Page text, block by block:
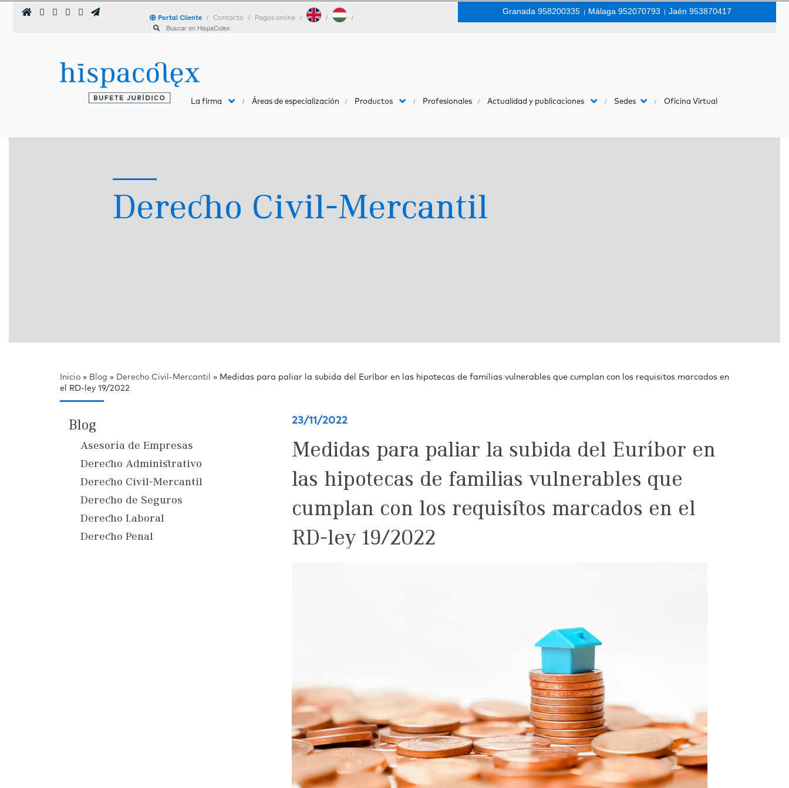
Portal Cliente Contacto Pagos online
Granada 958200335 | Málaga 952070793 | Jaén 953870417
La firma Áreas de especialización Productos Profesionales Actualidad y publicaciones Sedes Oficina Virtual
Derecho Civil-Mercantil
Inicio » Blog » Derecho Civil-Mercantil » Medidas para paliar la subida del Euríbor en las hipotecas de familias vulnerables que cumplan con los requisitos marcados en
el RD-ley 19/2022
23/11/2022
Medidas para paliar la subida del Euríbor en
las hipotecas de familias vulnerables que
cumplan con los requisitos marcados en el
RD-ley 19/2022
Blog
Asesoría de Empresas
Derecho Administrativo
Derecho Civil-Mercantil
Derecho de Seguros
Derecho Laboral
Derecho Penal